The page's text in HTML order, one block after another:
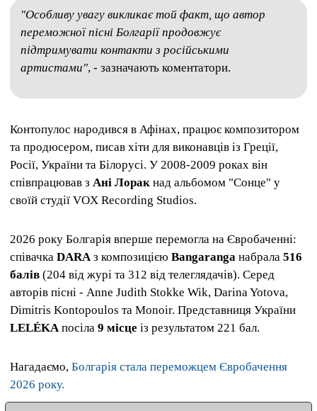
"Особливу увагу викликає той факт, що автор
переможної пісні Болгарії продовжує
підтримувати контакти з російськими
артистами", - зазначають коментатори.
Контопулос народився в Афінах, працює композитором
та продюсером, писав хіти для виконавців із Греції,
Росії, України та Білорусі. У 2008-2009 роках він
співпрацював з Ані Лорак над альбомом "Сонце" у
своїй студії VOX Recording Studios.
2026 року Болгарія вперше перемогла на Євробаченні:
співачка DARAз композицією Bangaranga набрала 516
балів (204 від журі та 312 від телеглядачів). Серед
авторів пісні - Anne Judith Stokke Wik, Darina Yotova,
Dimitris Kontopoulos та Monoir. Представниця України
LELÉKAпосіла 9 місце із результатом 221 бал.
Нагадаємо, Болгарія стала переможцем Євробачення
2026 року.